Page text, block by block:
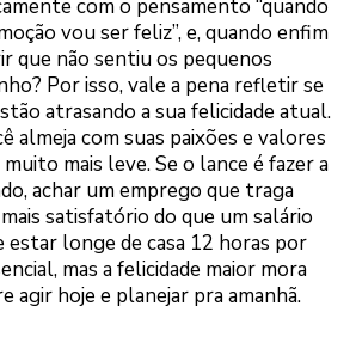
com o pensamento “quando
vou ser feliz”, e, quando enfim
que não sentiu os pequenos
Por isso, vale a pena refletir se
atrasando a sua felicidade atual.
almeja com suas paixões e valores
mais leve. Se o lance é fazer a
achar um emprego que traga
satisfatório do que um salário
estar longe de casa 12 horas por
mas a felicidade maior mora
agir hoje e planejar pra amanhã.